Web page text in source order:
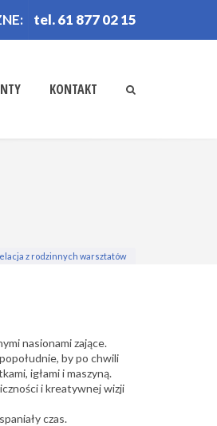
tel. 61 877 02 15
KONTAKT
z rodzinnych warsztatów
nasionami zające.
by po chwili
igłami i maszyną.
i kreatywnej wizji
czas.